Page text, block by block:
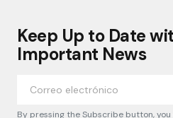
Keep Up to Date
Important News
By pressing the Subscribe button,